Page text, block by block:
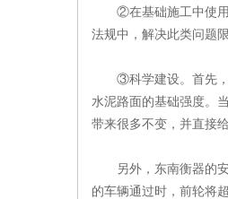
②在基础施工中使用水
法规中，解决此类问题
③科学建设。首先，不
水泥路面的基础强度。
带来很多不变，并直接
另外，东南衡器的安
的车辆通过时，前轮将